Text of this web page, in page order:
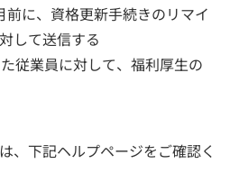
に、資格更新手続きのリマイ
して送信する
従業員に対して、福利厚生の
、下記ヘルプページをご確認く